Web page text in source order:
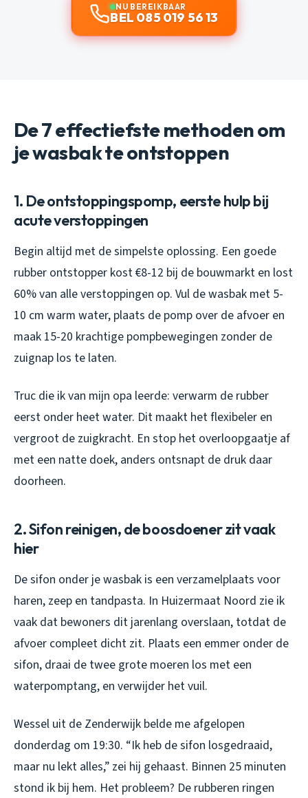
NU BEREIKBAAR
BEL 085 019 56 13
De 7 effectiefste methoden om
je wasbak te ontstoppen
1. De ontstoppingspomp, eerste hulp bij
acute verstoppingen
Begin altijd met de simpelste oplossing. Een goede
rubber ontstopper kost €8-12 bij de bouwmarkt en lost
60% van alle verstoppingen op. Vul de wasbak met 5-
10 cm warm water, plaats de pomp over de afvoer en
maak 15-20 krachtige pompbewegingen zonder de
zuignap los te laten.
Truc die ik van mijn opa leerde: verwarm de rubber
eerst onder heet water. Dit maakt het flexibeler en
vergroot de zuigkracht. En stop het overloopgaatje af
met een natte doek, anders ontsnapt de druk daar
doorheen.
2. Sifon reinigen, de boosdoener zit vaak
hier
De sifon onder je wasbak is een verzamelplaats voor
haren, zeep en tandpasta. In Huizermaat Noord zie ik
vaak dat bewoners dit jarenlang overslaan, totdat de
afvoer compleet dicht zit. Plaats een emmer onder de
sifon, draai de twee grote moeren los met een
waterpomptang, en verwijder het vuil.
Wessel uit de Zenderwijk belde me afgelopen
donderdag om 19:30. “Ik heb de sifon losgedraaid,
maar nu lekt alles,” zei hij gehaast. Binnen 25 minuten
stond ik bij hem. Het probleem? De rubberen ringen